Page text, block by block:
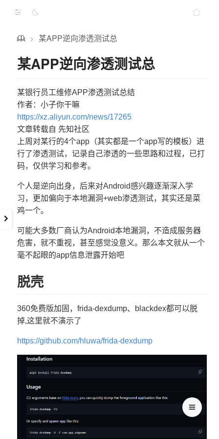
> 某APP逆向渗透测试总
某APP逆向渗透测试总
某银行员工维修APP渗透测试总结
作者：小子你干嘛
https://xz.aliyun.com/news/17265
文章转载自 先知社区
上周对某行的4个app（其实都是一个app写的模板）进
行了渗透测试，记录自己渗透的一些思路和过程，已打
码，仅供学习和参考。
个人是逆向出身，后来对Android感兴趣逐渐深入学
习，更加偏向于本地漏洞+web渗透测试，其实还是菜
鸡一个。
可能大多数厂商认为Android本地漏洞，不造成服务器
危害，就不重视，甚至感觉没意义。那么本文就从一个
毫不起眼的app信息泄露开始吧
脱壳
360免费版加固，frida-dexdump、blackdex都可以脱
掉,这里就不演示了
https://github.com/hluwa/frida-dexdump